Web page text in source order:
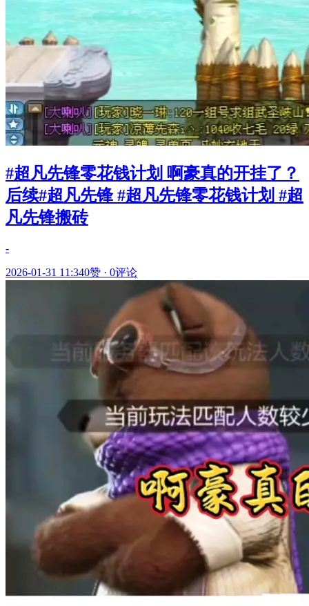
#超凡先锋零花钱计划 啊豪真的开挂了？
后续#超凡先锋 #超凡先锋零花钱计划 #超
凡先锋搬砖
-
2026-01-31 11:340赞 · 0评论